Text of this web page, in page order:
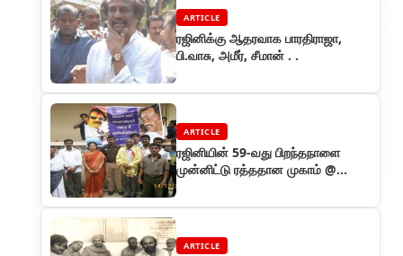
ARTICLE
ரஜினிக்கு ஆதரவாக பாரதிராஜா,
பி.வாசு, அமீர், சீமான் . .
ARTICLE
ரஜினியின் 59-வது பிறந்தநாளை
முன்னிட்டு ரத்ததான முகாம் @
ARTICLE